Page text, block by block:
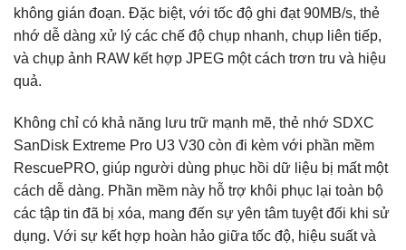
không gián đoạn. Đặc biệt, với tốc độ ghi đạt 90MB/s, thẻ
nhớ dễ dàng xử lý các chế độ chụp nhanh, chụp liên tiếp,
và chụp ảnh RAW kết hợp JPEG một cách trơn tru và hiệu
quả.
Không chỉ có khả năng lưu trữ mạnh mẽ, thẻ nhớ SDXC
SanDisk Extreme Pro U3 V30 còn đi kèm với phần mềm
RescuePRO, giúp người dùng phục hồi dữ liệu bị mất một
cách dễ dàng. Phần mềm này hỗ trợ khôi phục lại toàn bộ
các tập tin đã bị xóa, mang đến sự yên tâm tuyệt đối khi sử
dụng. Với sự kết hợp hoàn hảo giữa tốc độ, hiệu suất và